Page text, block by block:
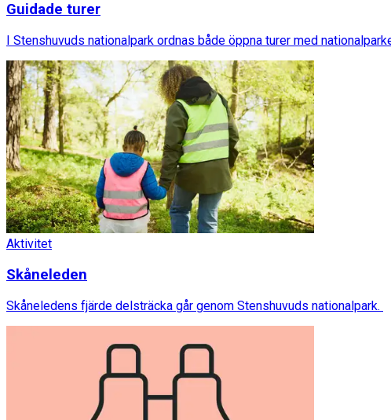
Guidade turer
I Stenshuvuds nationalpark ordnas både öppna turer med
Aktivitet
Skåneleden
Skåneledens fjärde delsträcka går genom Stenshuvuds nationalpark.